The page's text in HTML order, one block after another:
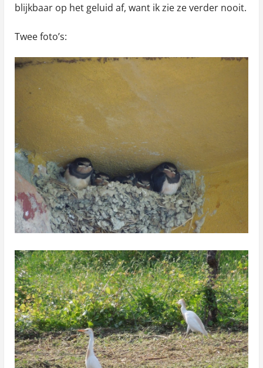
blijkbaar op het geluid af, want ik zie ze verder nooit.
Twee foto’s: